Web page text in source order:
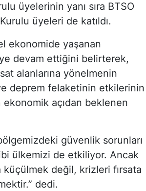
üyelerinin yanı sıra BTSO
üyeleri de katıldı.
ekonomide yaşanan
devam ettiğini belirterek,
alanlarına yönelmenin
deprem felaketinin etkilerinin
ekonomik açıdan beklenen
güvenlik sorunları
ülkemizi de etkiliyor. Ancak
küçülmek değil, krizleri fırsata
dedi.